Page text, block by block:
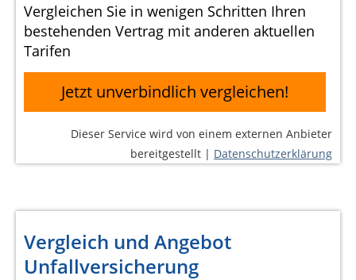
Vergleichen Sie in wenigen Schritten Ihren
bestehenden Vertrag mit anderen aktuellen
Tarifen
Jetzt unverbindlich vergleichen!
Dieser Service wird von einem externen Anbieter
bereitgestellt | Datenschutzerklärung
Vergleich und Angebot
Unfallversicherung